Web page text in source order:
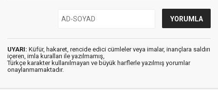
UYARI: Küfür, hakaret, rencide edici cümleler veya imalar, inançlara saldırı
içeren, imla kuralları ile yazılmamış,
Türkçe karakter kullanılmayan ve büyük harflerle yazılmış yorumlar
onaylanmamaktadır.